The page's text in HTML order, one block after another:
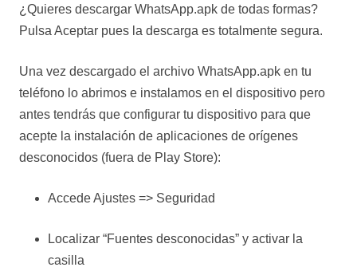
¿Quieres descargar WhatsApp.apk de todas formas?
Pulsa Aceptar pues la descarga es totalmente segura.
Una vez descargado el archivo WhatsApp.apk en tu
teléfono lo abrimos e instalamos en el dispositivo pero
antes tendrás que configurar tu dispositivo para que
acepte la instalación de aplicaciones de orígenes
desconocidos (fuera de Play Store):
Accede Ajustes => Seguridad
Localizar “Fuentes desconocidas” y activar la
casilla